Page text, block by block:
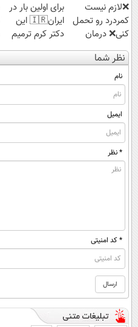
❌لازم نیست
کمردرد رو تحمل
کنی❌ درمان
بدون جراحی و
قرص
(پرسشنامه)
برای اولین بار در
ایران🇮🇷 این
دکتر کرم ترمیم
کننده 23 روزه
ساخت!
نظر شما
نام
ایمیل
* نظر
* کد امنیتی